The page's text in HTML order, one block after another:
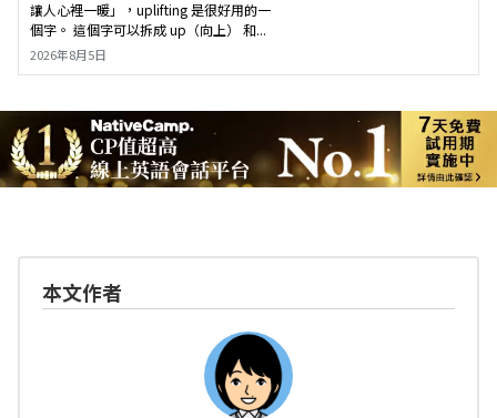
讓人心裡一暖」，uplifting 是很好用的一
個字。 這個字可以拆成 up（向上） 和...
2026年8月5日
本文作者